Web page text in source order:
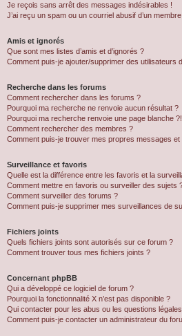
Je reçois sans arrêt des messages indésirables !
J’ai reçu un spam ou un courriel abusif d’un
Amis et ignorés
Que sont mes listes d’amis et d’ignorés ?
Comment puis-je ajouter/supprimer des utilisateurs
Recherche dans les forums
Comment rechercher dans les forums ?
Pourquoi ma recherche ne renvoie aucun résultat ?
Pourquoi ma recherche renvoie une page blanche ?!
Comment rechercher des membres ?
Comment puis-je trouver mes propres messages et
Surveillance et favoris
Quelle est la différence entre les favoris et la
Comment mettre en favoris ou surveiller des sujets
Comment surveiller des forums ?
Comment puis-je supprimer mes surveillances de
Fichiers joints
Quels fichiers joints sont autorisés sur ce forum ?
Comment trouver tous mes fichiers joints ?
Concernant phpBB
Qui a développé ce logiciel de forum ?
Pourquoi la fonctionnalité X n’est pas disponible ?
Qui contacter pour les abus ou les questions
Comment puis-je contacter un administrateur du